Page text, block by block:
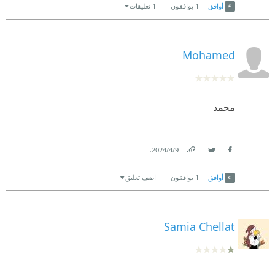
أوافق 1 يوافقون 1 تعليقات
Mohamed
محمد
9‏/4‏/2024
.
أوافق 1 يوافقون اضف تعليق
Samia Chellat